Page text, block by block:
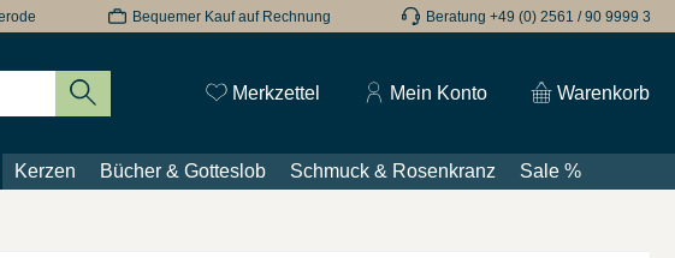
Bequemer Kauf auf Rechnung Beratung +49 (0) 2561 / 90 9999 3
Merkzettel Du hast 0 Produkte auf dem Merkzettel
Mein Konto Warenkorb
Kerzen Bücher & Gotteslob Schmuck & Rosenkranz Sale %